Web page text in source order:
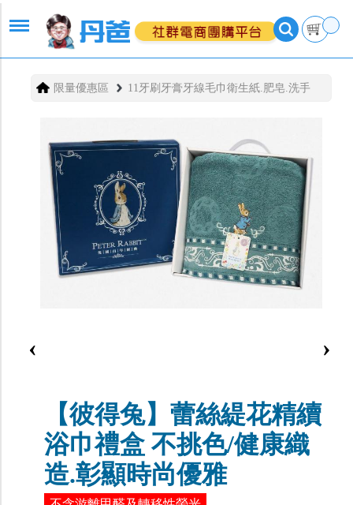
限量優惠區 11牙刷牙膏牙線毛巾衛生紙.肥皂.洗手
‹ ›
【彼得兔】蕾絲緹花精續
浴巾禮盒 不挑色/健康織
造.彰顯時尚優雅